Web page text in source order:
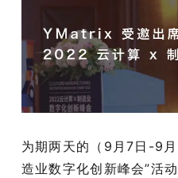
为期两天的（9月7日-9
造业数字化创新峰会”活